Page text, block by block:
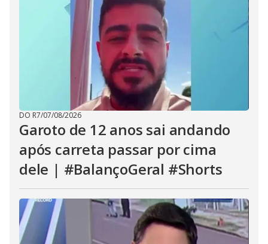
DO R7/07/08/2026
Garoto de 12 anos sai andando
após carreta passar por cima
dele | #BalançoGeral #Shorts